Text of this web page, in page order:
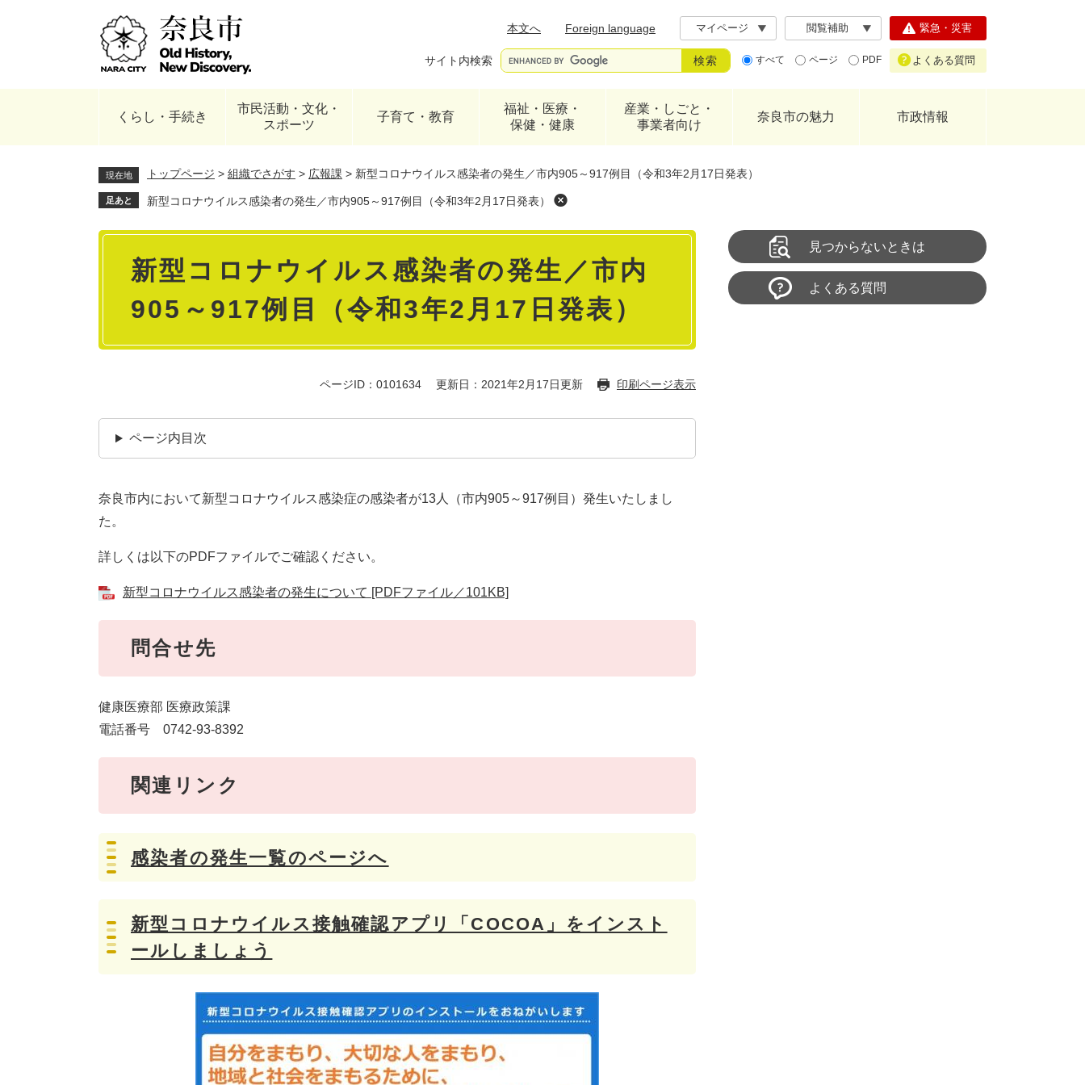
本文へ
Foreign language マイページ 閲覧補助
サイト内検索 すべて ページ PDF
緊急・災害
よくある質問
くらし・手続き
市民活動・文化・
スポーツ
子育て・教育
福祉・医療・
保健・健康
産業・しごと・
事業者向け
奈良市の魅力 市政情報
現在地 トップページ > 組織でさがす > 広報課 > 新型コロナウイルス感染者の発生／市内905～917例目（令和3年2月17日発表）
足あと 新型コロナウイルス感染者の発生／市内905～917例目（令和3年2月17日発表）
本
新型コロナウイルス感染者の発生／市内
905～917例目（令和3年2月17日発表）
ページID：0101634 更新日：2021年2月17日更新 印刷ページ表示
ページ内目次
奈良市内において新型コロナウイルス感染症の感染者が13人（市内905～917例目）発生いたしまし
た。
詳しくは以下のPDFファイルでご確認ください。
新型コロナウイルス感染者の発生について [PDFファイル／101KB]
問合せ先
健康医療部 医療政策課
電話番号 0742-93-8392
関連リンク
感染者の発生一覧のページへ
新型コロナウイルス接触確認アプリ「COCOA」をインスト
ールしましょう
見つからないときは
よくある質問